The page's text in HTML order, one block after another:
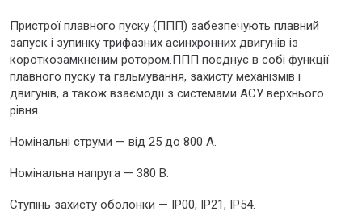
Пристрої плавного пуску (ППП) забезпечують плавний
запуск і зупинку трифазних асинхронних двигунів із
короткозамкненим ротором.ППП поєднує в собі функції
плавного пуску та гальмування, захисту механізмів і
двигунів, а також взаємодії з системами АСУ верхнього
рівня.
Номінальні струми — від 25 до 800 А.
Номінальна напруга — 380 В.
Ступінь захисту оболонки — IP00, IP21, IP54.